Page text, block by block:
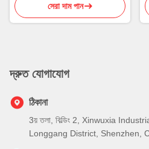
সেরা দাম পান
দ্রুত যোগাযোগ
ঠিকানা
3য় তলা, বিল্ডিং 2, Xinwuxia
Longgang District, Shenzhen,